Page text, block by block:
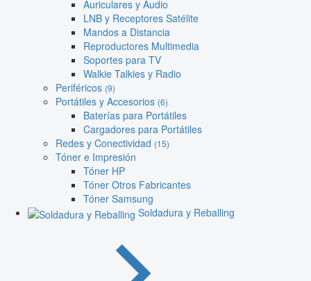
Auriculares y Audio
LNB y Receptores Satélite
Mandos a Distancia
Reproductores Multimedia
Soportes para TV
Walkie Talkies y Radio
Periféricos (9)
Portátiles y Accesorios (6)
Baterías para Portátiles
Cargadores para Portátiles
Redes y Conectividad (15)
Tóner e Impresión
Tóner HP
Tóner Otros Fabricantes
Tóner Samsung
Soldadura y Reballing